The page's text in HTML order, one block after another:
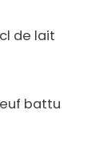
de lait
battu